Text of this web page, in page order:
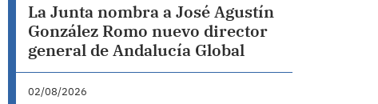
La Junta nombra a José Agustín
González Romo nuevo director
general de Andalucía Global
02/08/2026